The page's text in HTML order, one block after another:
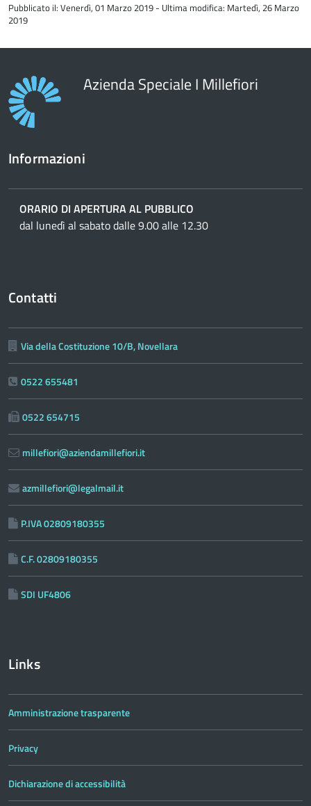
del
contenuto
Pubblicato il: Venerdì, 01 Marzo 2019 - Ultima modifica: Martedì, 26 Marzo
2019
Azienda Speciale I Millefiori
Informazioni
ORARIO DI APERTURA AL PUBBLICO
dal lunedì al sabato dalle 9.00 alle 12.30
Contatti
Via della Costituzione 10/B, Novellara
0522 655481
0522 654715
millefiori@aziendamillefiori.it
azmillefiori@legalmail.it
P.IVA 02809180355
C.F. 02809180355
SDI UF4806
Links
Amministrazione trasparente
Privacy
Dichiarazione di accessibilità